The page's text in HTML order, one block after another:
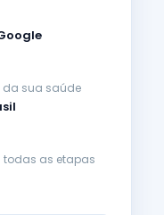
da sua saúde
todas as etapas